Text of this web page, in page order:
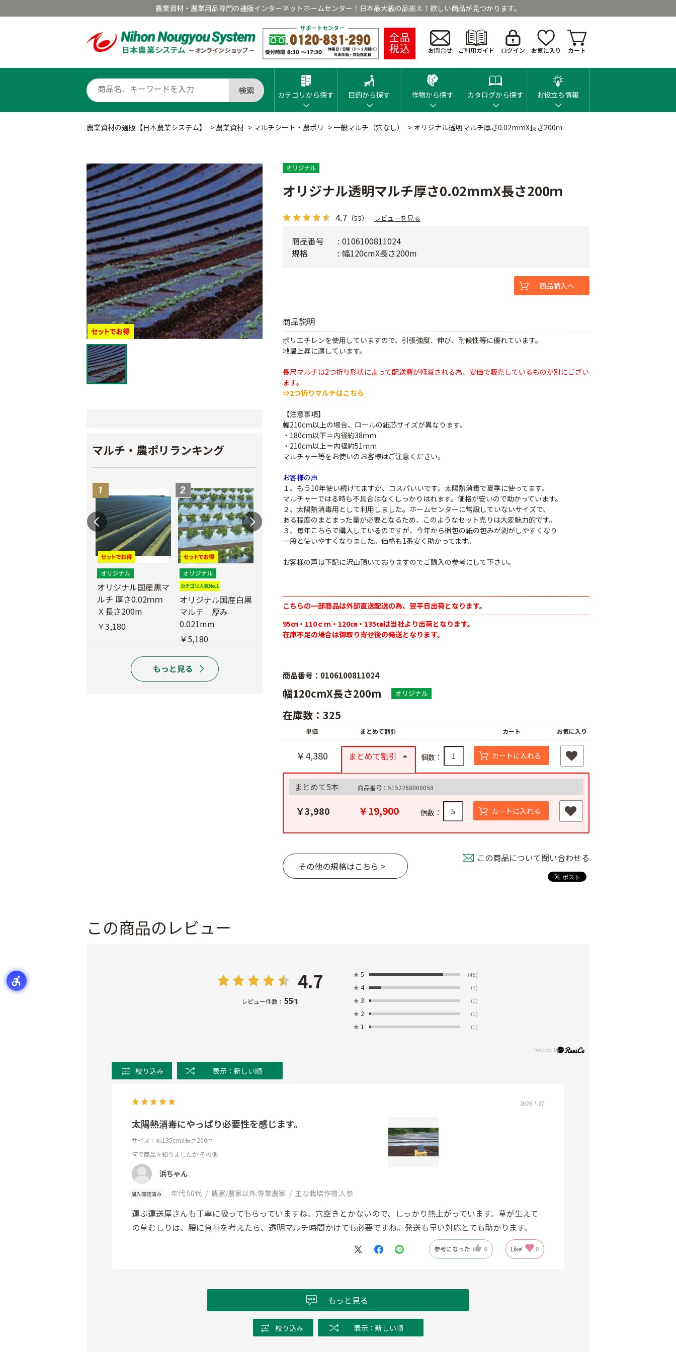
農業資材・農業用品専門の通販インターネットホームセンター！日本最大級の品揃え！欲しい商品が見つかります。
全品
税込 お問合せ ご利用ガイド ログイン お気に入り カート
検索 カテゴリから探す 目的から探す 作物から探す カタログから探す お役立ち情報
農業資材の通販【日本農業システム】 > 農業資材 > マルチシート・農ポリ > 一般マルチ（穴なし） > オリジナル透明マルチ厚さ0.02mmX長さ200ｍ
マルチ・農ポリランキング
オリジナル国産黒マ
ルチ 厚さ0.02ｍｍ
Ｘ長さ200m
￥3,180
オリジナル国産白黒
マルチ 厚み
0.021mm
￥5,180
マルチ 厚さ
0.023mm
￥5,680
ールマルチ 厚さ
0.02mmX幅95cmX
長さ200ｍ
￥4,180
Ｘ長さ400ｍ
￥8,780
チ 厚さ0.05mmX長
オリジナル透明マルチ厚さ0.02mmX長さ200ｍ
4.7 （55） レビューを見る
商品説明
ポリエチレンを使用していますので、引張強度、伸び、耐候性等に優れています。
地温上昇に適しています。
長尺マルチは2つ折り形状によって配送費が軽減される為、安価で販売しているものが別にござい
ます。
⇒2つ折りマルチはこちら
【注意事項】
幅210cm以上の場合、ロールの紙芯サイズが異なります。
・180cm以下＝内径約38ｍｍ
・210cm以上＝内径約51mm
マルチャー等をお使いのお客様はご注意ください。
お客様の声
１、もう10年使い続けてますが、コスパいいです。太陽熱消毒で夏季に使ってます。
マルチャーではる時も不具合はなくしっかりはれます。価格が安いので助かっています。
２、太陽熱消毒用として利用しました。ホームセンターに常設していないサイズで、
ある程度のまとまった量が必要となるため、このようなセット売りは大変魅力的です。
３、毎年こちらで購入しているのですが、今年から梱包の紙の包みが剥がしやすくなり
一段と使いやすくなりました。価格も1番安く助かってます。
お客様の声は下記に沢山頂いておりますのでご購入の参考にして下さい。
こちらの一部商品は外部直送配送の為、翌平日出荷となります。
95㎝・110ｃｍ・120㎝・135㎝は当社より出荷となります。
在庫不足の場合は御取り寄せ後の発送となります。
商品番号
0106100811024
規格
幅120cmX長さ200m
商品購入へ
商品番号：0106100811024
幅120cmX長さ200m
在庫数：325
単価 まとめて割引 カート お気に入り
￥4,380 まとめて割引 個数： カートに入れる
まとめて5本 商品番号：5152268000058
￥3,980 ￥19,900 個数： カートに入れる
その他の規格はこちら >
この商品について問い合わせる
この商品のレビュー
4.7
レビュー件数： 55件
★ 5 (45)
★ 4 (7)
★ 3 (1)
★ 2 (1)
★ 1 (1)
絞り込み 表示：新しい順
2026.7.27
太陽熱消毒にやっぱり必要性を感じます。
サイズ：幅135cmX長さ200m
何で商品を知りましたか:その他
浜ちゃん
購入確認済み 年代:50代 農家/農家以外:専業農家 主な栽培作物:人参
運ぶ運送屋さんも丁寧に扱ってもらっていますね。穴空きとかないので、しっかり熱上がっています。草が生えて
の草むしりは、腰に負担を考えたら、透明マルチ時間かけても必要ですね。発送も早い対応とても助かります。
参考になった 0 Like! 0
もっと見る
絞り込み 表示：新しい順